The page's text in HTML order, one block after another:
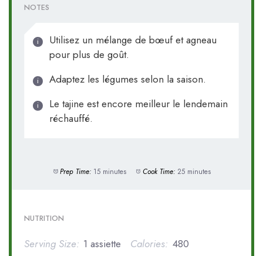
NOTES
Utilisez un mélange de bœuf et agneau
pour plus de goût.
Adaptez les légumes selon la saison.
Le tajine est encore meilleur le lendemain
réchauffé.
Prep Time: 15 minutes Cook Time: 25 minutes
NUTRITION
Serving Size: 1 assiette Calories: 480